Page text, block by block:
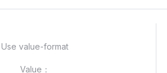
Use value-format
Value：